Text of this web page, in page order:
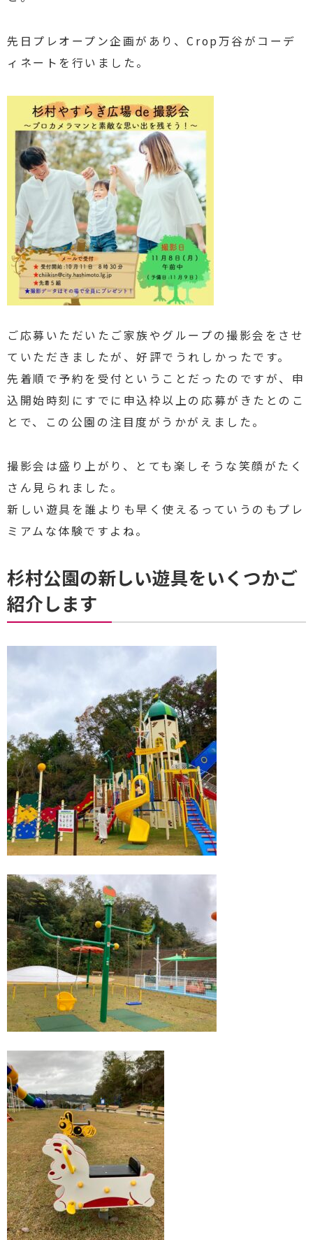
先日プレオープン企画があり、Crop万谷がコーデ
ィネートを行いました。
ご応募いただいたご家族やグループの撮影会をさせ
ていただきましたが、好評でうれしかったです。
先着順で予約を受付ということだったのですが、申
込開始時刻にすでに申込枠以上の応募がきたとのこ
とで、この公園の注目度がうかがえました。
撮影会は盛り上がり、とても楽しそうな笑顔がたく
さん見られました。
新しい遊具を誰よりも早く使えるっていうのもプレ
ミアムな体験ですよね。
杉村公園の新しい遊具をいくつかご
紹介します